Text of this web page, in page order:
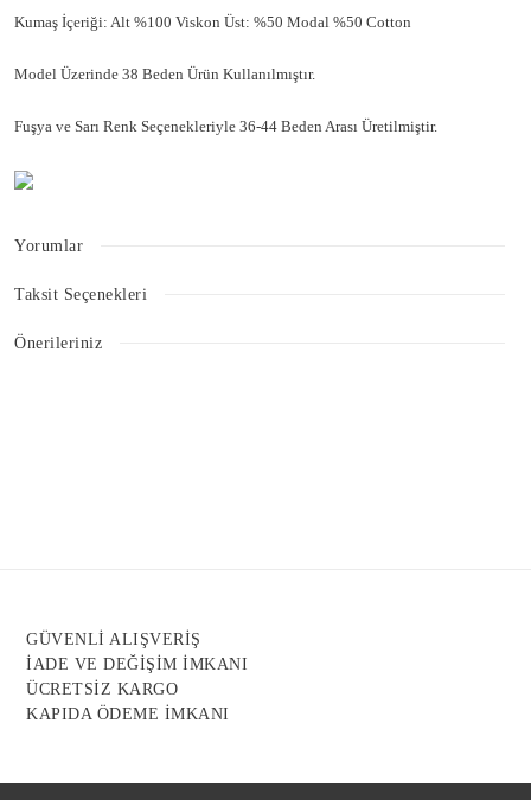
Kumaş İçeriği: Alt %100 Viskon Üst: %50 Modal %50 Cotton
Model Üzerinde 38 Beden Ürün Kullanılmıştır.
Fuşya ve Sarı Renk Seçenekleriyle 36-44 Beden Arası Üretilmiştir.
Yorumlar
Taksit Seçenekleri
Önerileriniz
Bu ürüne benzer farklı alternatifler olmalı.
GÜVENLİ ALIŞVERİŞ
İADE VE DEĞİŞİM İMKANI
ÜCRETSİZ KARGO
KAPIDA ÖDEME İMKANI